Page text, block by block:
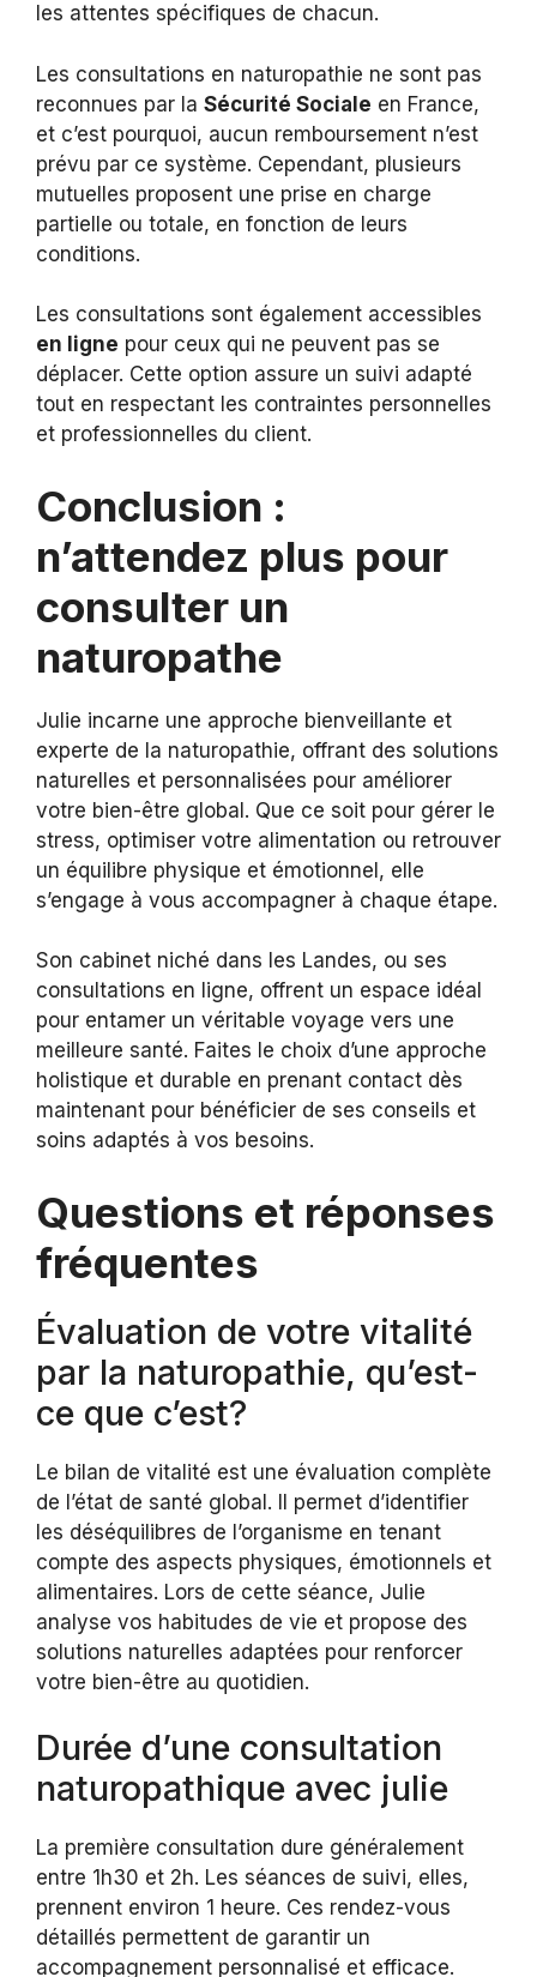
les attentes spécifiques de chacun.
Les consultations en naturopathie ne sont pas
reconnues par la Sécurité Sociale en France,
et c’est pourquoi, aucun remboursement n’est
prévu par ce système. Cependant, plusieurs
mutuelles proposent une prise en charge
partielle ou totale, en fonction de leurs
conditions.
Les consultations sont également accessibles
en ligne pour ceux qui ne peuvent pas se
déplacer. Cette option assure un suivi adapté
tout en respectant les contraintes personnelles
et professionnelles du client.
Conclusion :
n’attendez plus pour
consulter un
naturopathe
Julie incarne une approche bienveillante et
experte de la naturopathie, offrant des solutions
naturelles et personnalisées pour améliorer
votre bien-être global. Que ce soit pour gérer le
stress, optimiser votre alimentation ou retrouver
un équilibre physique et émotionnel, elle
s’engage à vous accompagner à chaque étape.
Son cabinet niché dans les Landes, ou ses
consultations en ligne, offrent un espace idéal
pour entamer un véritable voyage vers une
meilleure santé. Faites le choix d’une approche
holistique et durable en prenant contact dès
maintenant pour bénéficier de ses conseils et
soins adaptés à vos besoins.
Questions et réponses
fréquentes
Évaluation de votre vitalité
par la naturopathie, qu’est-
ce que c’est?
Le bilan de vitalité est une évaluation complète
de l’état de santé global. Il permet d’identifier
les déséquilibres de l’organisme en tenant
compte des aspects physiques, émotionnels et
alimentaires. Lors de cette séance, Julie
analyse vos habitudes de vie et propose des
solutions naturelles adaptées pour renforcer
votre bien-être au quotidien.
Durée d’une consultation
naturopathique avec julie
La première consultation dure généralement
entre 1h30 et 2h. Les séances de suivi, elles,
prennent environ 1 heure. Ces rendez-vous
détaillés permettent de garantir un
accompagnement personnalisé et efficace.